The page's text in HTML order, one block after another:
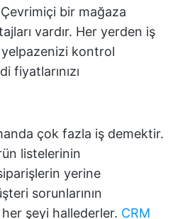
bir mağaza
vardır. Her yerden iş
kontrol
fiyatlarınızı
çok fazla iş demektir.
listelerinin
yerine
sorunlarının
şeyi hallederler. CRM